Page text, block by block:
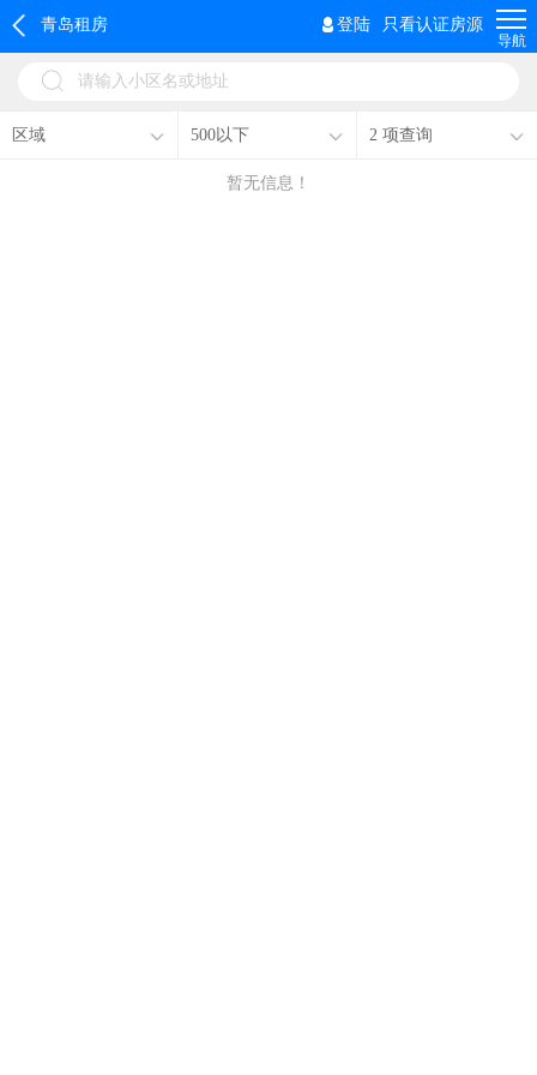
青岛租房 登陆 只看认证房源
导航
请输入小区名或地址
区域 500以下 2 项查询
暂无信息！